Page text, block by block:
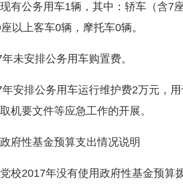
公务用车1辆，其中：轿车（含7座
以上客车0辆，摩托车0辆。
安排公务用车购置费。
排公务用车运行维护费2万元，用
机要文件等应急工作的开展。
性基金预算支出情况说明
2017年没有使用政府性基金预算